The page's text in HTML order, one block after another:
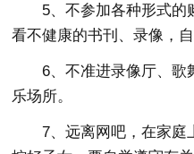
5、不参加各种形式的
看不健康的书刊、录像，
6、不准进录像厅、歌
乐场所。
7、远离网吧，在家庭